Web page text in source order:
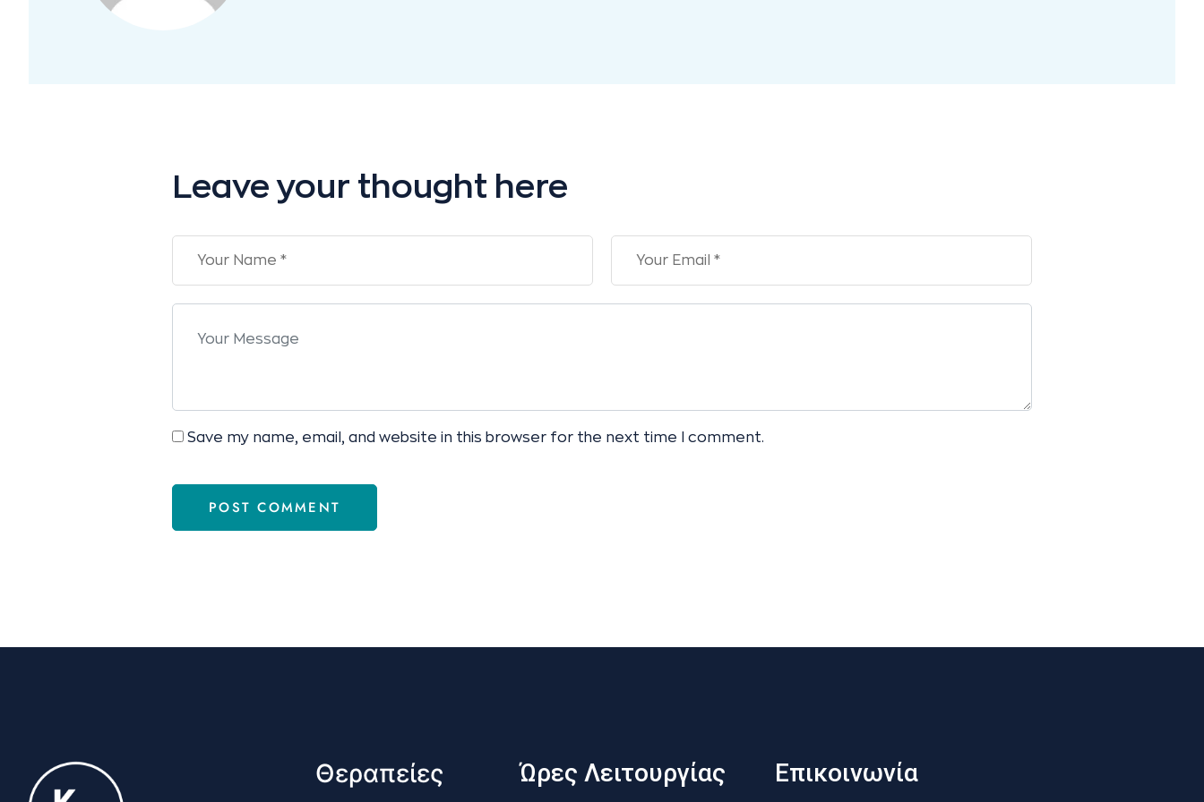
Leave your thought here
Save my name, email, and website in this browser for the next time I comment.
Θεραπείες Ώρες Λειτουργίας Επικοινωνία